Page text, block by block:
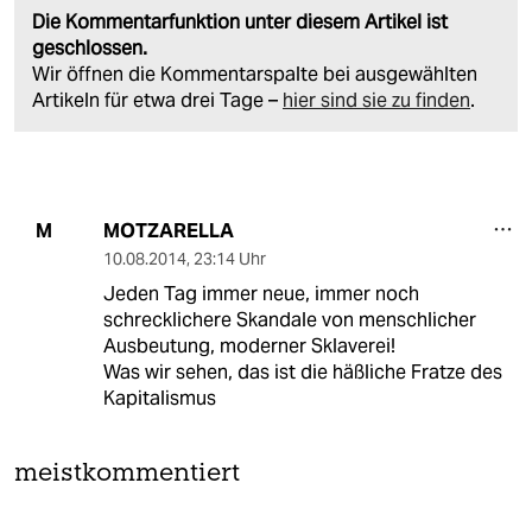
Die Kommentarfunktion unter diesem Artikel ist
geschlossen.
Wir öffnen die Kommentarspalte bei ausgewählten
Artikeln für etwa drei Tage – hier sind sie zu finden.
M MOTZARELLA
10.08.2014, 23:14 Uhr
Jeden Tag immer neue, immer noch
schrecklichere Skandale von menschlicher
Ausbeutung, moderner Sklaverei!
Was wir sehen, das ist die häßliche Fratze des
Kapitalismus
meistkommentiert